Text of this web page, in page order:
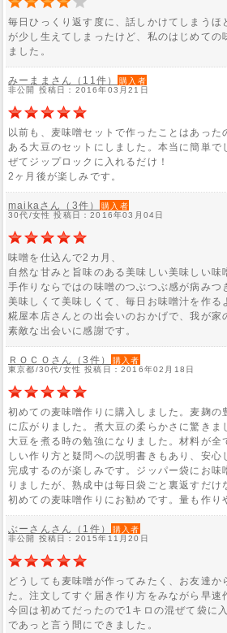
毎日ひっくり返す度に、話しかけてしまうほ
が少し生えてしまったけど、私のはじめての
ました。
みーままさん（11件）
購入者
非公開 投稿日：2016年03月21日
以前も、麦味噌セットで作ったことはあった
ある大豆のセットにしました。本当に簡単で
ぜてジップロックに入れるだけ！
2ヶ月後が楽しみです。
maikaさん（3件）
購入者
30代/女性 投稿日：2016年03月04日
味噌を仕込んで2カ月、
自然な甘みと旨味のある美味しい美味しい味
手作りならではの味噌のつぶつぶ感が病みつ
美味しくて美味しくて、毎日お味噌汁を作る
糀屋本店さんとの出会いのおかげで、我が家
素敵な出会いに感謝です。
ＲＯＣＯさん（3件）
購入者
東京都/30代/女性 投稿日：2016年02月18日
初めての麦味噌作りに購入しました。麦麹の
に広がりました。煮大豆の柔らかさに驚きま
大豆を煮る時の勉強になりました。材料が全
しい作り方と疑問への説明書きもあり、安心
完成するのが楽しみです。ジッパー袋にお味
りましたが、熟成中は毎日袋ごと裏返すだけ
初めての麦味噌作りにお勧めです。量も作り
ぶーさんさん（1件）
購入者
非公開 投稿日：2015年11月20日
どうしても麦味噌が作ってみたく、お友達か
た。注文してすぐ届き作り方をみながら早速
今回は初めてだったので1キロの混ぜて袋に
であっと言う間にできました。